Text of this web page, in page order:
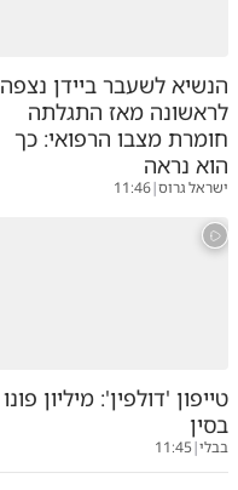
הנשיא לשעבר ביידן נצפה
לראשונה מאז התגלתה
חומרת מצבו הרפואי: כך
הוא נראה
ישראל גרוס|
11:46
טייפון 'דולפין': מיליון פונו
בסין
בבלי|
11:45